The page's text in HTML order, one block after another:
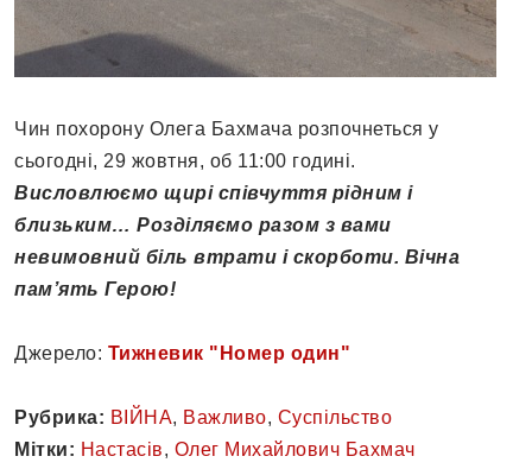
Чин похорону Олега Бахмача розпочнеться у
сьогодні, 29 жовтня, об 11:00 годині.
Висловлюємо щирі співчуття рідним і
близьким… Розділяємо разом з вами
невимовний біль втрати і скорботи. Вічна
пам’ять Герою!
Джерело: Тижневик "Номер один"
Рубрика: ВІЙНА, Важливо, Суспільство
Мітки: Настасів, Олег Михайлович Бахмач